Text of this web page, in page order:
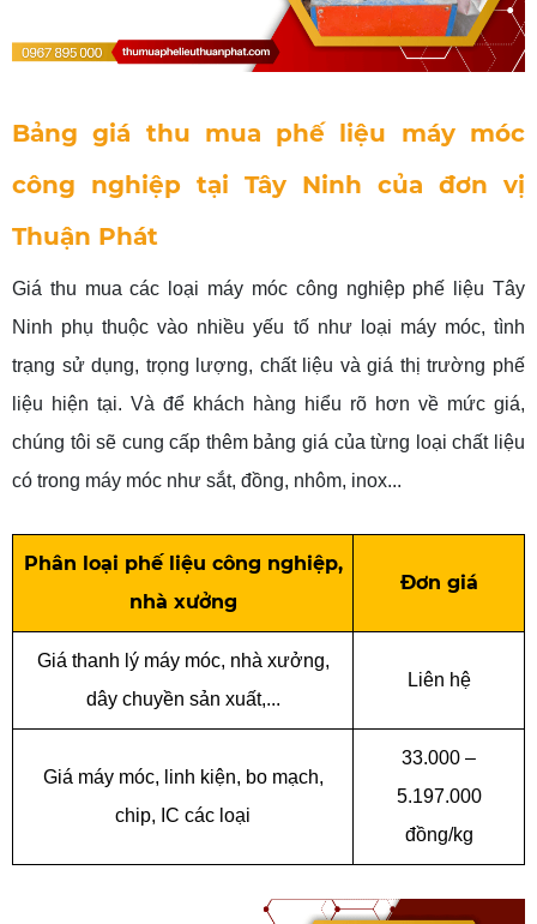
Bảng giá thu mua phế liệu máy móc
công nghiệp tại Tây Ninh của đơn vị
Thuận Phát
Giá thu mua các loại máy móc công nghiệp phế liệu Tây
Ninh phụ thuộc vào nhiều yếu tố như loại máy móc, tình
trạng sử dụng, trọng lượng, chất liệu và giá thị trường phế
liệu hiện tại. Và để khách hàng hiểu rõ hơn về mức giá,
chúng tôi sẽ cung cấp thêm bảng giá của từng loại chất liệu
có trong máy móc như sắt, đồng, nhôm, inox...
Phân loại phế liệu công nghiệp,
nhà xưởng
Đơn giá
Giá thanh lý máy móc, nhà xưởng,
dây chuyền sản xuất,...
Liên hệ
Giá máy móc, linh kiện, bo mạch,
chip, IC các loại
33.000 –
5.197.000
đồng/kg